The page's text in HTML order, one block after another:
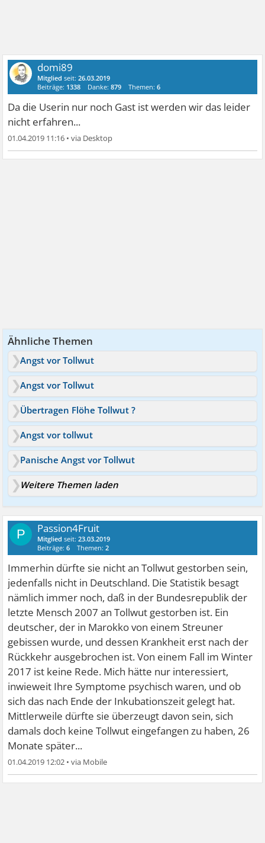
domi89
Mitglied seit:26.03.2019
Beiträge: 1338 Danke:879 Themen:6
Da die Userin nur noch Gast ist werden wir das leider
nicht erfahren...
01.04.2019 11:16 •
Ähnliche Themen
Angst vor Tollwut
Angst vor Tollwut
Übertragen Flöhe Tollwut ?
Angst vor tollwut
Panische Angst vor Tollwut
Weitere Themen laden
P Passion4Fruit
Mitglied seit:23.03.2019
Beiträge:6 Themen:2
Immerhin dürfte sie nicht an Tollwut gestorben sein,
jedenfalls nicht in Deutschland. Die Statistik besagt
nämlich immer noch, daß in der Bundesrepublik der
letzte Mensch 2007 an Tollwut gestorben ist. Ein
deutscher, der in Marokko von einem Streuner
gebissen wurde, und dessen Krankheit erst nach der
Rückkehr ausgebrochen ist. Von einem Fall im Winter
2017 ist keine Rede. Mich hätte nur interessiert,
inwieweit Ihre Symptome psychisch waren, und ob
sich das nach Ende der Inkubationszeit gelegt hat.
Mittlerweile dürfte sie überzeugt davon sein, sich
damals doch keine Tollwut eingefangen zu haben, 26
Monate später...
01.04.2019 12:02 •